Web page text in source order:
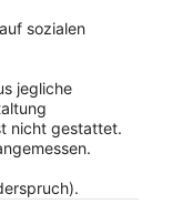
sozialen
jegliche
nicht gestattet.